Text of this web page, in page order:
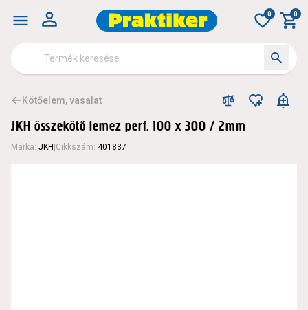
0 0
Kötőelem, vasalat
JKH összekötő lemez perf. 100 x 300 / 2mm
Márka: JKH Cikkszám: 401837